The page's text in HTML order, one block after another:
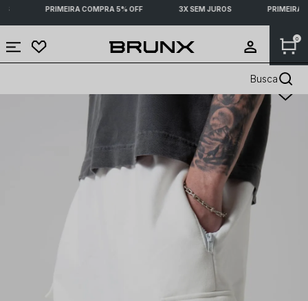
PRIMEIRA COMPRA 5% OFF 3X SEM JUROS PRIMEIRA
0
Busca